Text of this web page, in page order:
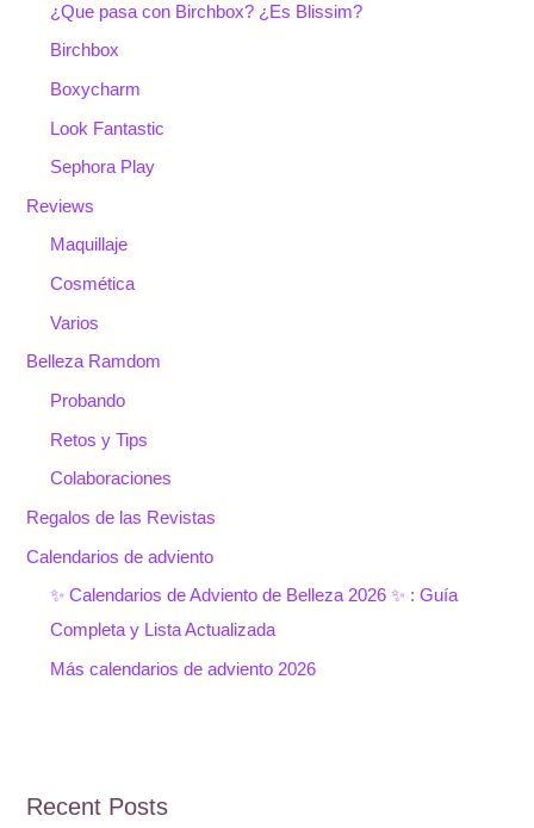
¿Que pasa con Birchbox? ¿Es Blissim?
Birchbox
Boxycharm
Look Fantastic
Sephora Play
Reviews
Maquillaje
Cosmética
Varios
Belleza Ramdom
Probando
Retos y Tips
Colaboraciones
Regalos de las Revistas
Calendarios de adviento
✨ Calendarios de Adviento de Belleza 2026 ✨ : Guía
Completa y Lista Actualizada
Más calendarios de adviento 2026
Recent Posts